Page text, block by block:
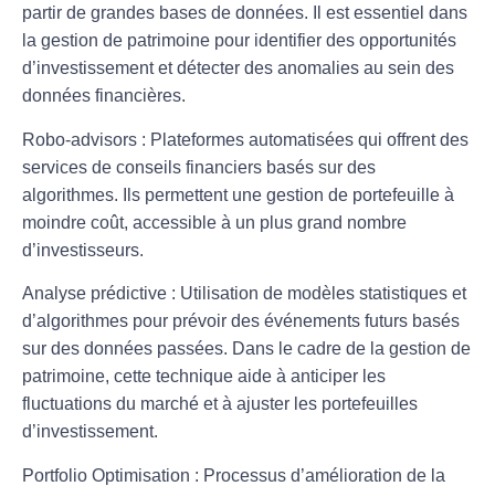
partir de grandes bases de données. Il est essentiel dans
la gestion de patrimoine pour identifier des opportunités
d’investissement et détecter des anomalies au sein des
données financières.
Robo-advisors : Plateformes automatisées qui offrent des
services de conseils financiers basés sur des
algorithmes. Ils permettent une gestion de portefeuille à
moindre coût, accessible à un plus grand nombre
d’investisseurs.
Analyse prédictive : Utilisation de modèles statistiques et
d’algorithmes pour prévoir des événements futurs basés
sur des données passées. Dans le cadre de la gestion de
patrimoine, cette technique aide à anticiper les
fluctuations du marché et à ajuster les portefeuilles
d’investissement.
Portfolio Optimisation : Processus d’amélioration de la